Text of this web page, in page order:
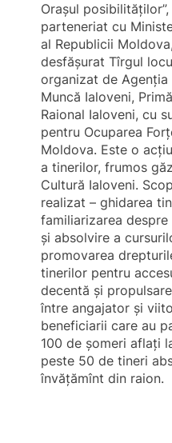
Oraşul
parteneriat cu
al Republicii
desfăşurat Tîrgul
organizat de
Muncă Ialoveni,
Raional Ialoveni, cu
pentru Ocuparea
Moldova. Este o
a tinerilor, frumos
Cultură Ialoveni.
realizat – ghidarea
familiarizarea
şi absolvire a
promovarea
tinerilor pentru
decentă şi
între angajator şi
beneficiarii care au
100 de şomeri aflaţi
peste 50 de tineri
învăţămînt din raion.